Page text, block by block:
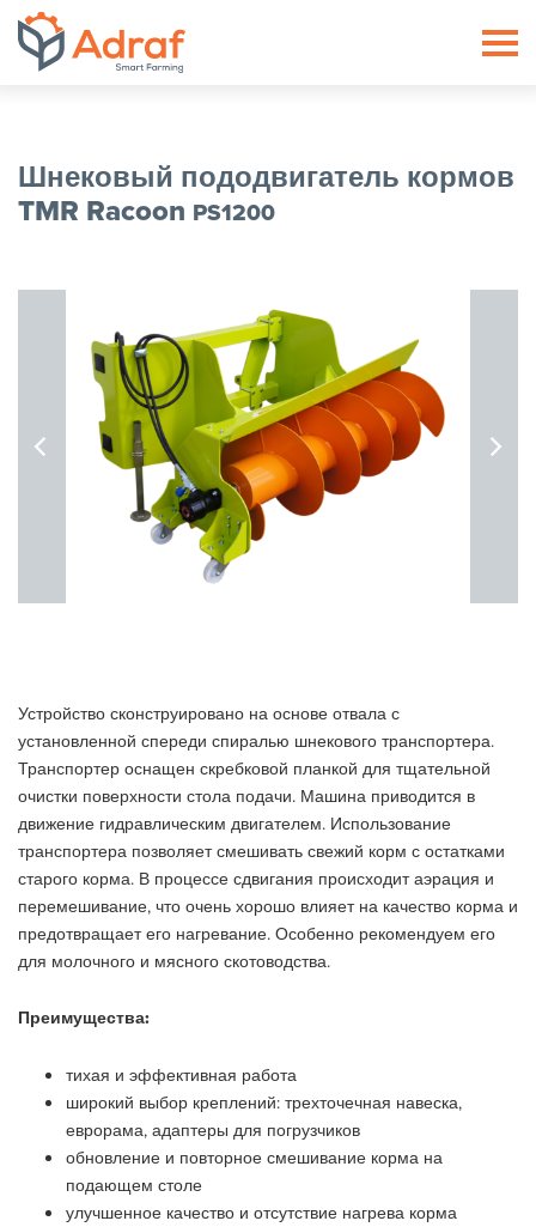
Шнековый пододвигатель кормов
TMR Racoon PS1200
Устройство сконструировано на основе отвала с
установленной спереди спиралью шнекового транспортера.
Транспортер оснащен скребковой планкой для тщательной
очистки поверхности стола подачи. Машина приводится в
движение гидравлическим двигателем. Использование
транспортера позволяет смешивать свежий корм с остатками
старого корма. В процессе сдвигания происходит аэрация и
перемешивание, что очень хорошо влияет на качество корма и
предотвращает его нагревание. Особенно рекомендуем его
для молочного и мясного скотоводства.
Преимущества:
тихая и эффективная работа
широкий выбор креплений: трехточечная навеска,
еврорама, адаптеры для погрузчиков
обновление и повторное смешивание корма на
подающем столе
улучшенное качество и отсутствие нагрева корма
ADRAF // Producent maszyn